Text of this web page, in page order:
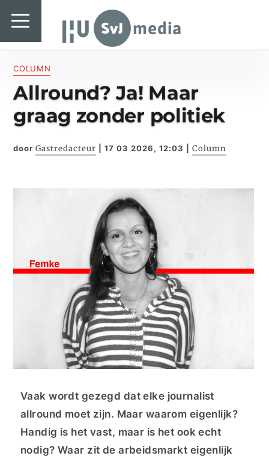
SvJ media
COLUMN
Allround? Ja! Maar
graag zonder politiek
doorGastredacteur |17 03 2026, 12:03 |Column
Vaak wordt gezegd dat elke journalist
allround moet zijn. Maar waarom eigenlijk?
Handig is het vast, maar is het ook echt
nodig? Waar zit de arbeidsmarkt eigenlijk
SvJ media
Regionaal
Specials & International
In de praktijk
Introductiefestival
Agenda & Vacatures